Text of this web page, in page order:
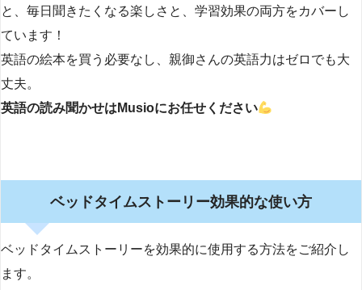
と、毎日聞きたくなる楽しさと、学習効果の両方をカバーし
ています！
英語の絵本を買う必要なし、親御さんの英語力はゼロでも大
丈夫。
英語の読み聞かせはMusioにお任せください
ベッドタイムストーリー効果的な使い方
ベッドタイムストーリーを効果的に使用する方法をご紹介し
ます。